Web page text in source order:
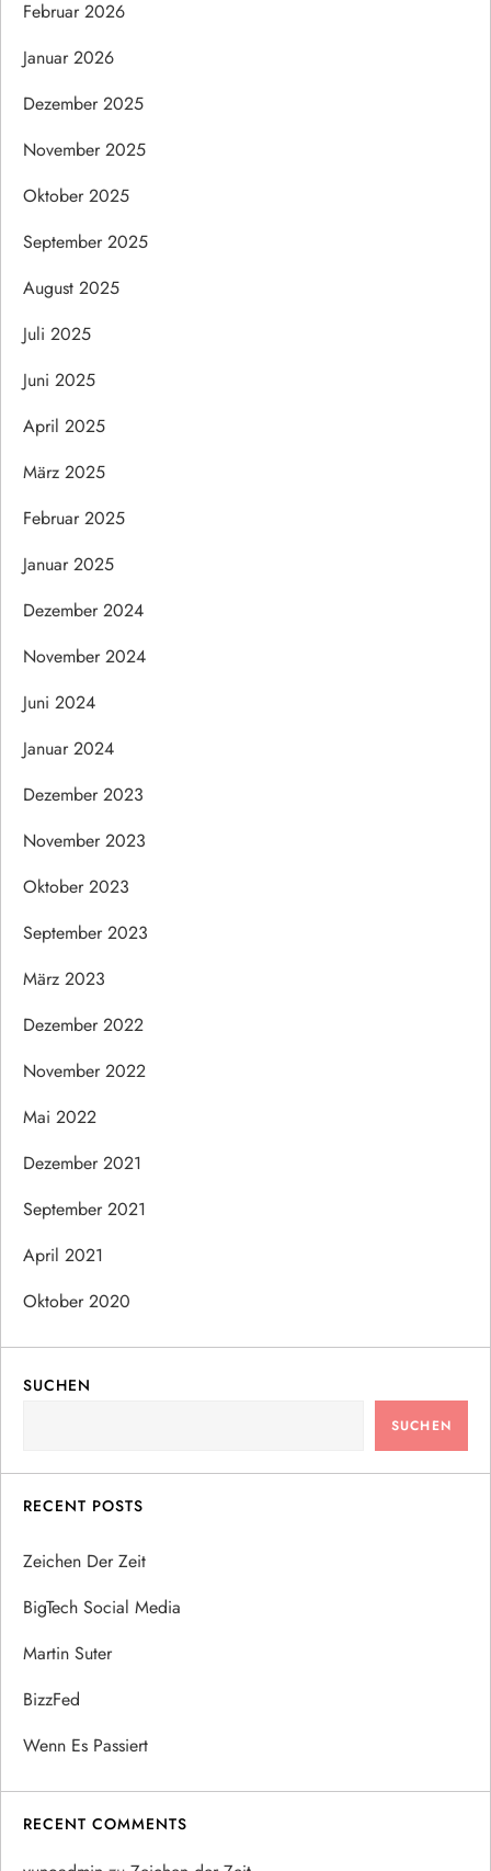
Februar 2026
Januar 2026
Dezember 2025
November 2025
Oktober 2025
September 2025
August 2025
Juli 2025
Juni 2025
April 2025
März 2025
Februar 2025
Januar 2025
Dezember 2024
November 2024
Juni 2024
Januar 2024
Dezember 2023
November 2023
Oktober 2023
September 2023
März 2023
Dezember 2022
November 2022
Mai 2022
Dezember 2021
September 2021
April 2021
Oktober 2020
SUCHEN
SUCHEN
RECENT POSTS
Zeichen Der Zeit
BigTech Social Media
Martin Suter
BizzFed
Wenn Es Passiert
RECENT COMMENTS